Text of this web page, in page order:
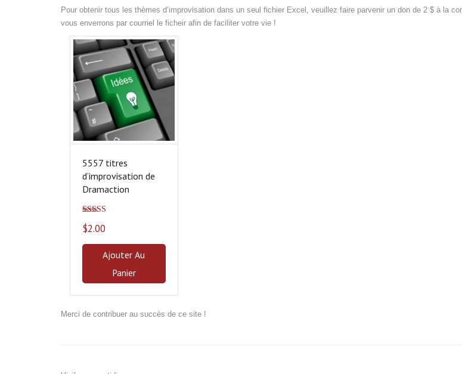
Pour obtenir tous les thèmes d’improvisation dans un seul fichier Excel, veuillez faire parvenir un don de 2 $ à la
vous enverrons par courriel le ficheir afin de faciliter votre vie !
5557 titres
d’improvisation de
Dramaction
5
$2.00
Ajouter Au
Panier
Merci de contribuer au succès de ce site !